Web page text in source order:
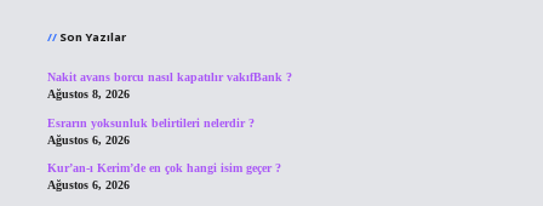
Son Yazılar
Nakit avans borcu nasıl kapatılır vakıfBank ?
Ağustos 8, 2026
Esrarın yoksunluk belirtileri nelerdir ?
Ağustos 6, 2026
Kur’an-ı Kerim’de en çok hangi isim geçer ?
Ağustos 6, 2026